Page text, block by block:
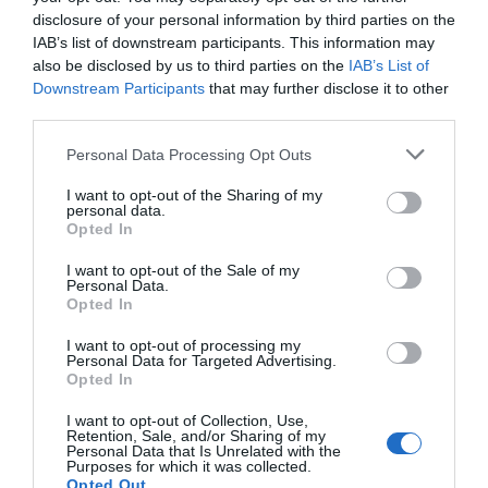
disclosure of your personal information by third parties on the
IAB’s list of downstream participants. This information may
also be disclosed by us to third parties on the IAB’s List of
Downstream Participants that may further disclose it to other
Personal Data Processing Opt Outs
I want to opt-out of the Sharing of my
personal data.
Opted In
I want to opt-out of the Sale of my
Personal Data.
Opted In
I want to opt-out of processing my
Personal Data for Targeted Advertising.
Opted In
I want to opt-out of Collection, Use,
Retention, Sale, and/or Sharing of my
Personal Data that Is Unrelated with the
Purposes for which it was collected.
Preparar este acto ha supuesto un gran esfuerzo y
empeño por parte demuchas personas
que han hecho